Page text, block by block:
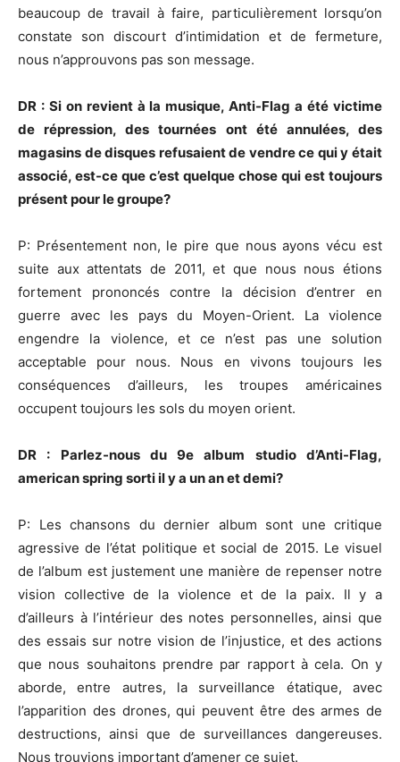
beaucoup de travail à faire, particulièrement lorsqu’on
constate son discourt d’intimidation et de fermeture,
nous n’approuvons pas son message.
DR : Si on revient à la musique, Anti-Flag a été victime
de répression, des tournées ont été annulées, des
magasins de disques refusaient de vendre ce qui y était
associé, est-ce que c’est quelque chose qui est toujours
présent pour le groupe?
P: Présentement non, le pire que nous ayons vécu est
suite aux attentats de 2011, et que nous nous étions
fortement prononcés contre la décision d’entrer en
guerre avec les pays du Moyen-Orient. La violence
engendre la violence, et ce n’est pas une solution
acceptable pour nous. Nous en vivons toujours les
conséquences d’ailleurs, les troupes américaines
occupent toujours les sols du moyen orient.
DR : Parlez-nous du 9e album studio d’Anti-Flag,
american spring sorti il y a un an et demi?
P: Les chansons du dernier album sont une critique
agressive de l’état politique et social de 2015. Le visuel
de l’album est justement une manière de repenser notre
vision collective de la violence et de la paix. Il y a
d’ailleurs à l’intérieur des notes personnelles, ainsi que
des essais sur notre vision de l’injustice, et des actions
que nous souhaitons prendre par rapport à cela. On y
aborde, entre autres, la surveillance étatique, avec
l’apparition des drones, qui peuvent être des armes de
destructions, ainsi que de surveillances dangereuses.
Nous trouvions important d’amener ce sujet.